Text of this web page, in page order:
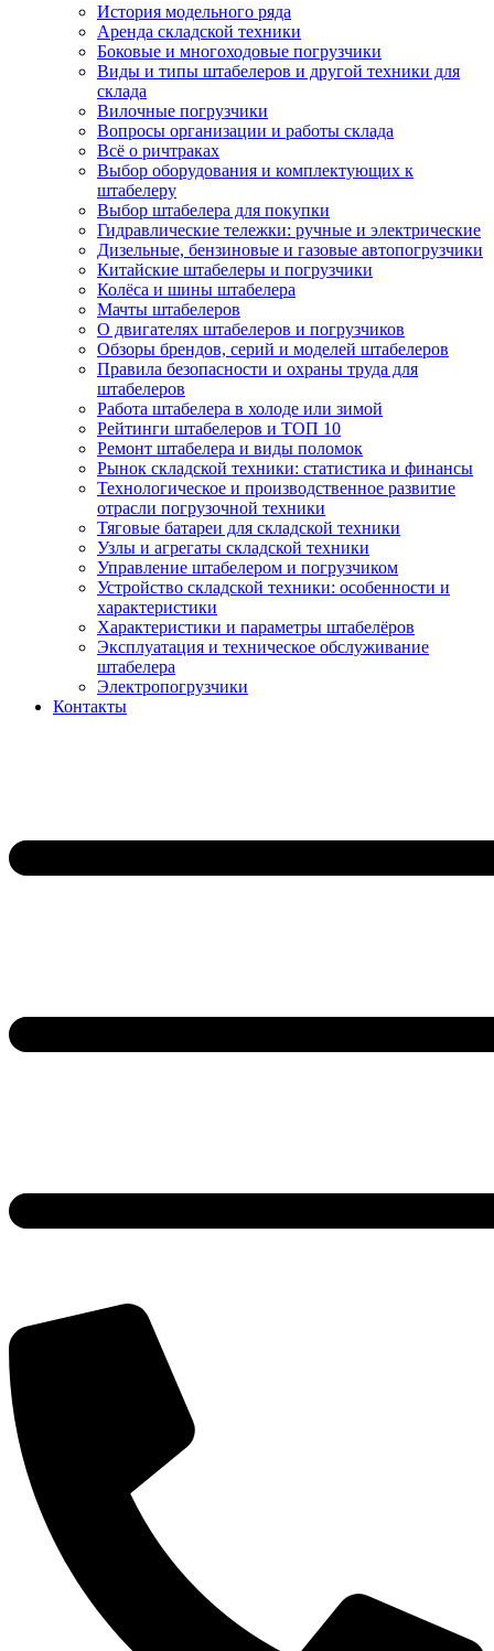
История модельного ряда
Аренда складской техники
Боковые и многоходовые погрузчики
Виды и типы штабелеров и другой техники для
склада
Вилочные погрузчики
Вопросы организации и работы склада
Всё о ричтраках
Выбор оборудования и комплектующих к
штабелеру
Выбор штабелера для покупки
Гидравлические тележки: ручные и электрические
Дизельные, бензиновые и газовые автопогрузчики
Китайские штабелеры и погрузчики
Колёса и шины штабелера
Мачты штабелеров
О двигателях штабелеров и погрузчиков
Обзоры брендов, серий и моделей штабелеров
Правила безопасности и охраны труда для
штабелеров
Работа штабелера в холоде или зимой
Рейтинги штабелеров и ТОП 10
Ремонт штабелера и виды поломок
Рынок складской техники: статистика и финансы
Технологическое и производственное развитие
отрасли погрузочной техники
Тяговые батареи для складской техники
Узлы и агрегаты складской техники
Управление штабелером и погрузчиком
Устройство складской техники: особенности и
характеристики
Характеристики и параметры штабелёров
Эксплуатация и техническое обслуживание
штабелера
Электропогрузчики
Контакты